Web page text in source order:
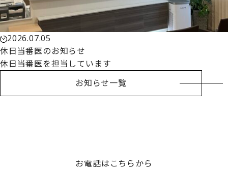
2026.07.05
休日当番医のお知らせ
休日当番医を担当しています
お知らせ一覧
お電話はこちらから